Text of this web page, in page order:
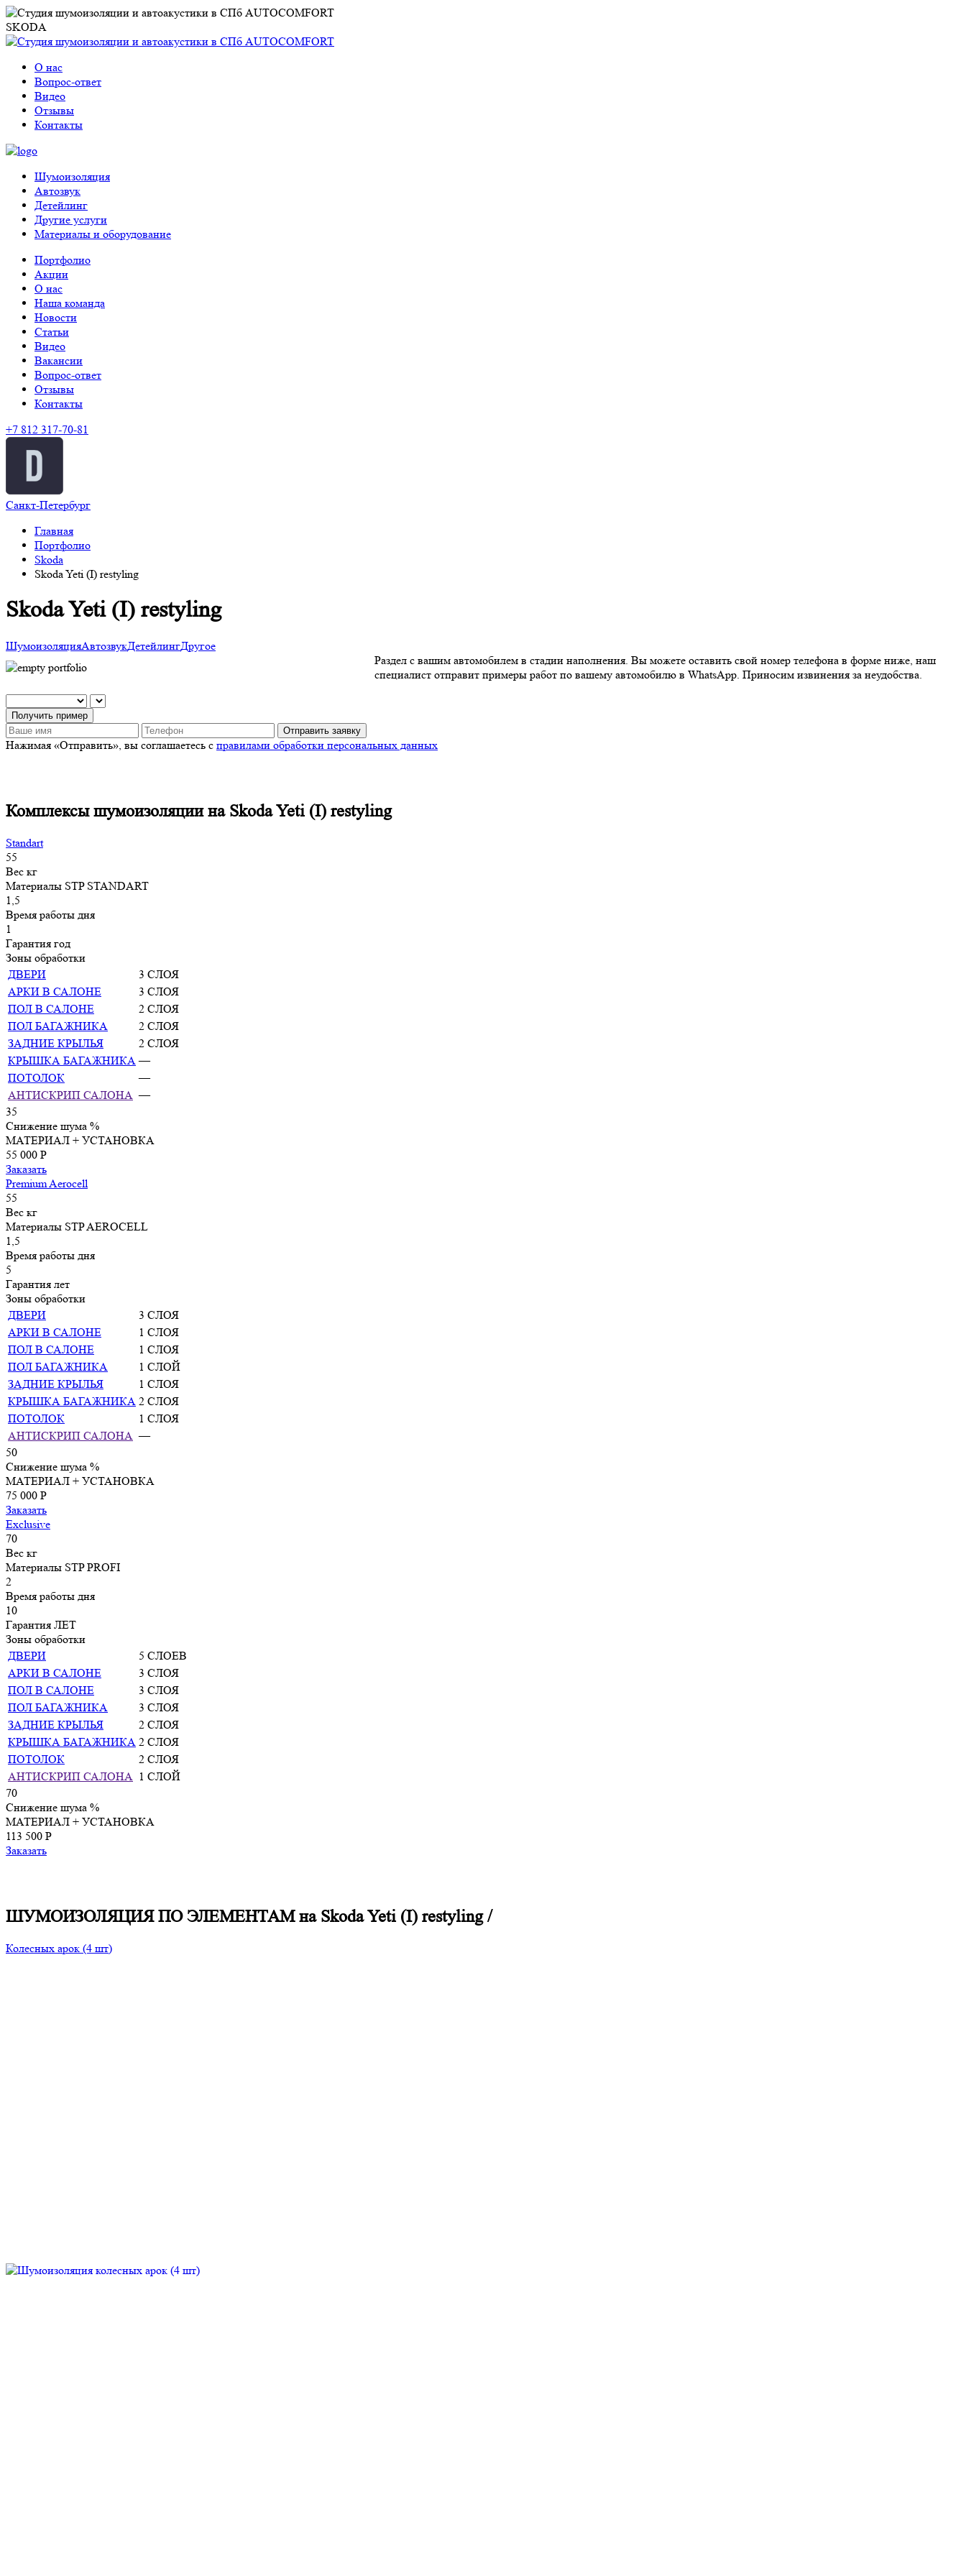
SKODA
О нас
Вопрос-ответ
Видео
Отзывы
Контакты
Шумоизоляция
Автозвук
Детейлинг
Другие услуги
Материалы и оборудование
Портфолио
Акции
О нас
Наша команда
Новости
Статьи
Видео
Вакансии
Вопрос-ответ
Отзывы
Контакты
+7 812 317-70-81
Санкт-Петербург
Главная
Портфолио
Skoda
Skoda Yeti (I) restyling
Skoda Yeti (I) restyling
ШумоизоляцияАвтозвукДетейлингДругое
Раздел с вашим автомобилем в стадии наполнения. Вы можете оставить свой номер телефона в форме ниже, наш
специалист отправит примеры работ по вашему автомобилю в WhatsApp. Приносим извинения за неудобства.
Получить пример
Отправить заявку
Нажимая «Отправить», вы соглашаетесь с правилами обработки персональных данных
Комплексы шумоизоляции на Skoda Yeti (I) restyling
Standart
55
Вес кг
Материалы STP STANDART
1,5
Время работы дня
1
Гарантия год
Зоны обработки
ДВЕРИ
3 СЛОЯ
АРКИ В САЛОНЕ
3 СЛОЯ
ПОЛ В САЛОНЕ
2 СЛОЯ
ПОЛ БАГАЖНИКА
2 СЛОЯ
ЗАДНИЕ КРЫЛЬЯ
2 СЛОЯ
КРЫШКА БАГАЖНИКА —
ПОТОЛОК
—
АНТИСКРИП САЛОНА —
35
Снижение шума %
МАТЕРИАЛ + УСТАНОВКА
55 000 P
Заказать
Premium Aerocell
55
Вес кг
Материалы STP AEROCELL
1,5
Время работы дня
5
Гарантия лет
Зоны обработки
ДВЕРИ
3 СЛОЯ
АРКИ В САЛОНЕ
1 СЛОЯ
ПОЛ В САЛОНЕ
1 СЛОЯ
ПОЛ БАГАЖНИКА
1 СЛОЙ
ЗАДНИЕ КРЫЛЬЯ
1 СЛОЯ
КРЫШКА БАГАЖНИКА 2 СЛОЯ
ПОТОЛОК
1 СЛОЯ
АНТИСКРИП САЛОНА —
50
Снижение шума %
МАТЕРИАЛ + УСТАНОВКА
75 000 P
Заказать
Exclusive
70
Вес кг
Материалы STP PROFI
2
Время работы дня
10
Гарантия ЛЕТ
Зоны обработки
ДВЕРИ
5 СЛОЕВ
АРКИ В САЛОНЕ
3 СЛОЯ
ПОЛ В САЛОНЕ
3 СЛОЯ
ПОЛ БАГАЖНИКА
3 СЛОЯ
ЗАДНИЕ КРЫЛЬЯ
2 СЛОЯ
КРЫШКА БАГАЖНИКА 2 СЛОЯ
ПОТОЛОК
2 СЛОЯ
АНТИСКРИП САЛОНА 1 СЛОЙ
70
Снижение шума %
МАТЕРИАЛ + УСТАНОВКА
113 500 P
Заказать
ШУМОИЗОЛЯЦИЯ ПО ЭЛЕМЕНТАМ на Skoda Yeti (I) restyling/
Колесных арок (4 шт)